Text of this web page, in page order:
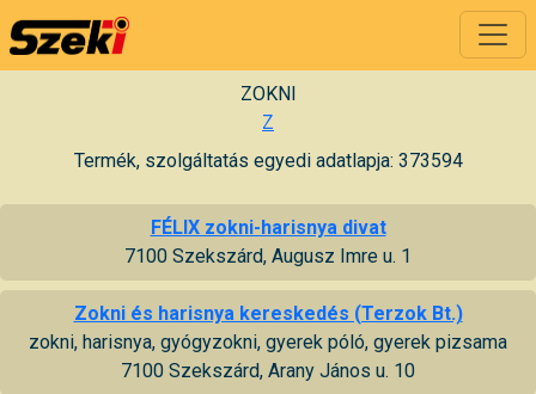
ZOKNI
Z
Termék, szolgáltatás egyedi adatlapja: 373594
FÉLIX zokni-harisnya divat
7100 Szekszárd, Augusz Imre u. 1
Zokni és harisnya kereskedés (Terzok Bt.)
zokni, harisnya, gyógyzokni, gyerek póló, gyerek pizsama
7100 Szekszárd, Arany János u. 10